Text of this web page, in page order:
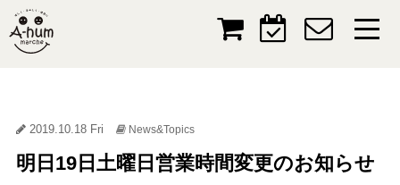
2019.10.18 Fri News&Topics
明日19日土曜日営業時間変更のお知らせ